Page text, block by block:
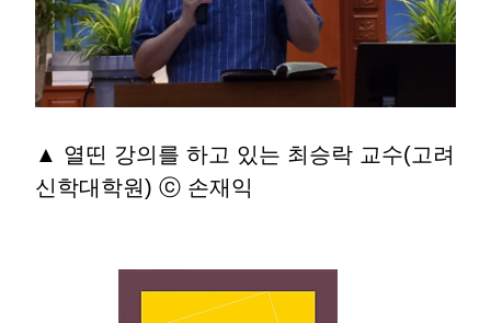
▲ 열띤 강의를 하고 있는 최승락 교수(고려
신학대학원) ⓒ 손재익